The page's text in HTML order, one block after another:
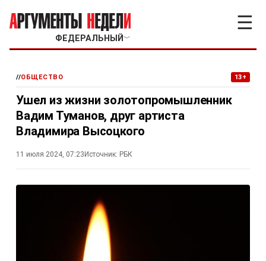
ФЕДЕРАЛЬНЫЙ ﹀
☰
//ОБЩЕСТВО 13+
Ушел из жизни золотопромышленник
Вадим Туманов, друг артиста
Владимира Высоцкого
11 июля 2024, 07:23 Источник: РБК